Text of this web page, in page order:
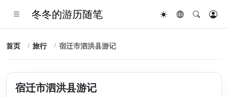
冬冬的游历随笔
首页 旅行 宿迁市泗洪县游记
宿迁市泗洪县游记